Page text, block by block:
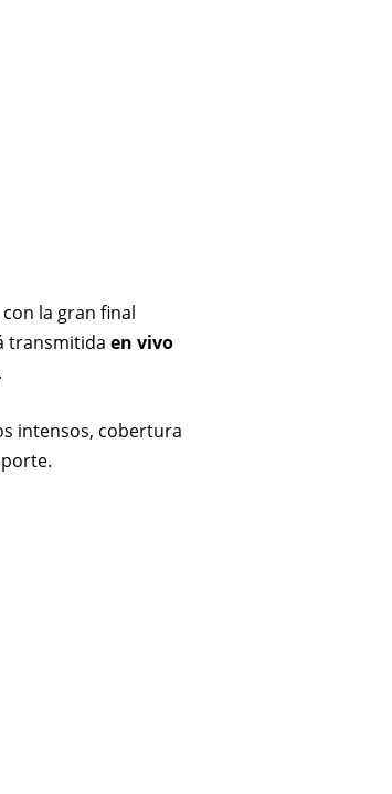
con la gran final
transmitida en vivo
intensos, cobertura